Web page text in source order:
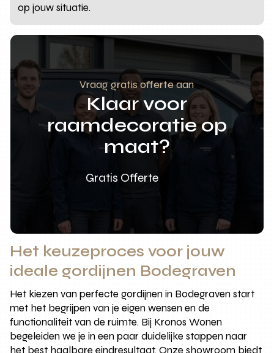
op jouw situatie.
Vraag gratis offerte aan
Klaar voor
raamdecoratie op
maat?
Gratis Offerte
Het keuzeproces voor jouw
ideale gordijnen Bodegraven
Het kiezen van perfecte gordijnen in Bodegraven start
met het begrijpen van je eigen wensen en de
functionaliteit van de ruimte. Bij Kronos Wonen
begeleiden we je in een paar duidelijke stappen naar
het best haalbare eindresultaat. Onze showroom biedt